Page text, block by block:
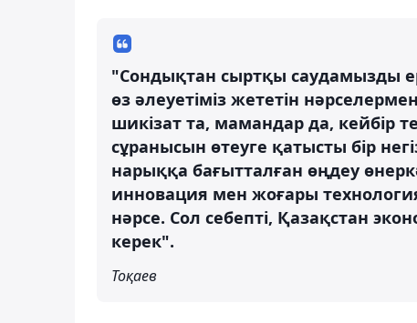
"Сондықтан сыртқы саудамызды
өз әлеуетіміз жететін
шикізат та, мамандар да, кейбір
сұранысын өтеуге қатысты бір
нарыққа бағытталған өңдеу
инновация мен жоғары
нәрсе. Сол себепті, Қазақстан
керек".
Тоқаев